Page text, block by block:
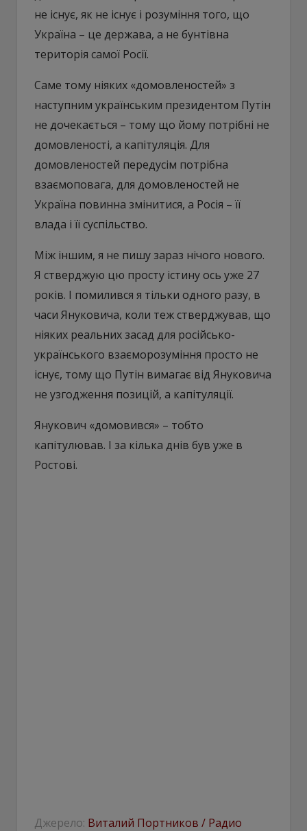
не існує, як не існує і розуміння того, що
Україна – це держава, а не бунтівна
територія самої Росії.
Саме тому ніяких «домовленостей» з
наступним українським президентом Путін
не дочекається – тому що йому потрібні не
домовленості, а капітуляція. Для
домовленостей передусім потрібна
взаємоповага, для домовленостей не
Україна повинна змінитися, а Росія – її
влада і її суспільство.
Між іншим, я не пишу зараз нічого нового.
Я стверджую цю просту істину ось уже 27
років. І помилився я тільки одного разу, в
часи Януковича, коли теж стверджував, що
ніяких реальних засад для російсько-
українського взаєморозуміння просто не
існує, тому що Путін вимагає від Януковича
не узгодження позицій, а капітуляції.
Янукович «домовився» – тобто
капітулював. І за кілька днів був уже в
Ростові.
Джерело: Виталий Портников / Радио